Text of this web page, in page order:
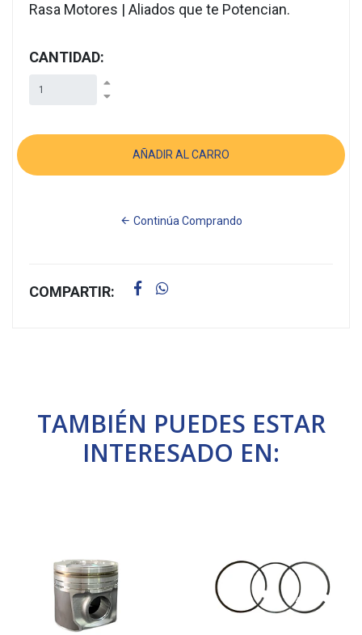
Rasa Motores | Aliados que te Potencian.
CANTIDAD:
Continúa Comprando
COMPARTIR:
TAMBIÉN PUEDES ESTAR
INTERESADO EN: